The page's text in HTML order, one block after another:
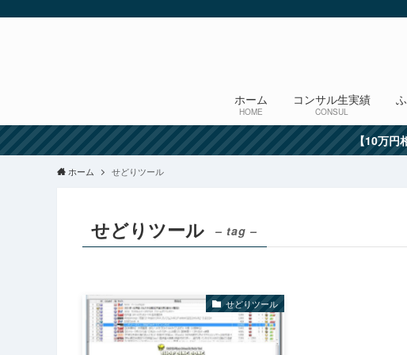
ホーム
HOME
コンサル生実績
CONSUL
【10万円
ホーム せどりツール
せどりツール – tag –
せどりツール